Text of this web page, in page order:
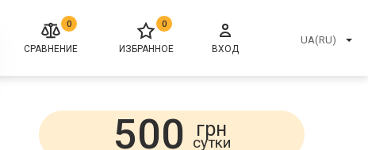
0
СРАВНЕНИЕ
0
ИЗБРАННОЕ ВХОД
UA(RU)
500 грн
сутки